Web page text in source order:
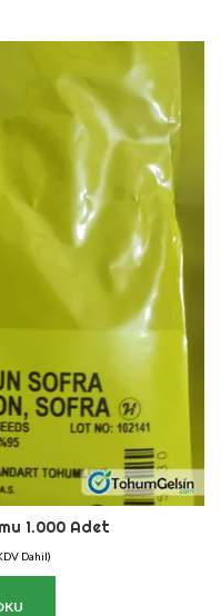
1.000 Adet
Dahil)